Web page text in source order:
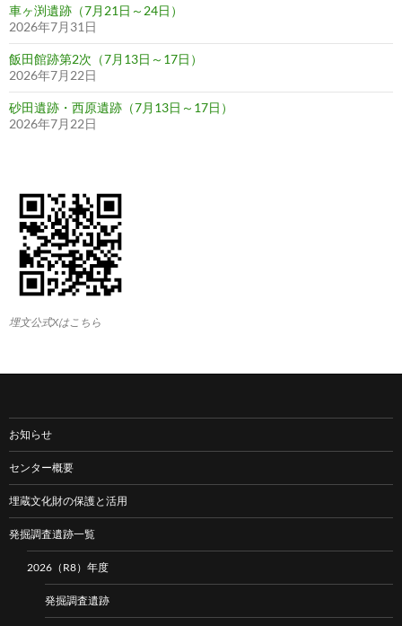
車ヶ渕遺跡（7月21日～24日）
2026年7月31日
飯田館跡第2次（7月13日～17日）
2026年7月22日
砂田遺跡・西原遺跡（7月13日～17日）
2026年7月22日
埋文公式Xはこちら
お知らせ
センター概要
埋蔵文化財の保護と活用
発掘調査遺跡一覧
2026（R8）年度
発掘調査遺跡